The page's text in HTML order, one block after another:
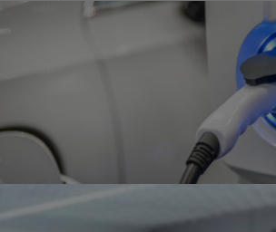
gerade stattfinden.